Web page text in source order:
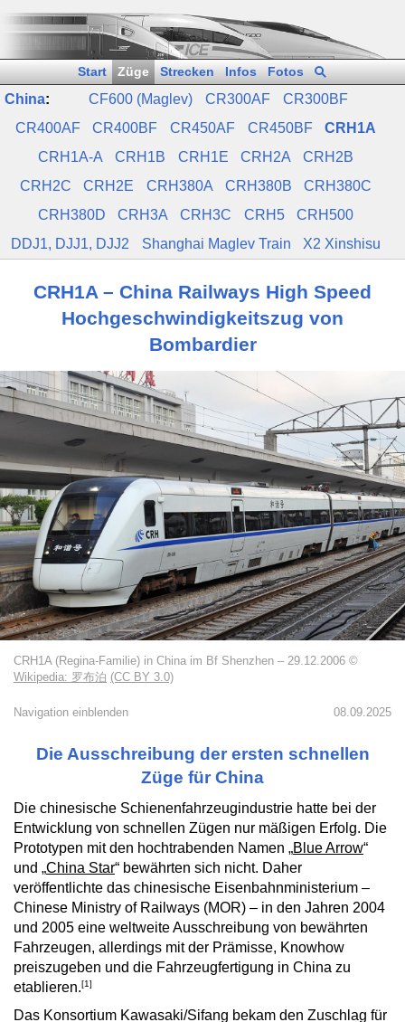
Start Züge Strecken Infos Fotos
China: CF600 (Maglev) CR300AF
CR300BF
CR400AF
CR400BF CR450AF CR450BF
CRH1A
CRH1A‑A
CRH1B CRH1E CRH2A
CRH2B
CRH2C
CRH2E CRH380A CRH380B
CRH380C
CRH380D
CRH3A CRH3C CRH5
CRH500
DDJ1, DJJ1, DJJ2
Shanghai Maglev Train X2 Xinshisu
CRH1A – China Railways High Speed
Hochgeschwindigkeitszug von
Bombardier
CRH1A (Regina-Familie) in China im Bf Shenzhen – 29.12.2006 ©
Wikipedia: 罗布泊 (CC BY 3.0)
Navigation einblenden 08.09.2025
Die Ausschreibung der ersten schnellen
Züge für China
Die chinesische Schienenfahrzeugindustrie hatte bei der
Entwicklung von schnellen Zügen nur mäßigen Erfolg. Die
Prototypen mit den hochtrabenden Namen „Blue Arrow“
und „China Star“ bewährten sich nicht. Daher
veröffentlichte das chinesische Eisenbahnministerium –
Chinese Ministry of Railways (MOR) – in den Jahren 2004
und 2005 eine weltweite Ausschreibung von bewährten
Fahrzeugen, allerdings mit der Prämisse, Knowhow
preiszugeben und die Fahrzeugfertigung in China zu
etablieren.[1]
Das Konsortium Kawasaki/Sifang bekam den Zuschlag für